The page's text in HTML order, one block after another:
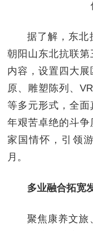
据了解，东北
朝阳山东北抗联
内容，设置四大
原、雕塑陈列、
等多元形式，全面
年艰苦卓绝的斗
家国情怀，引领
月。
多业融合拓宽
聚焦康养文旅